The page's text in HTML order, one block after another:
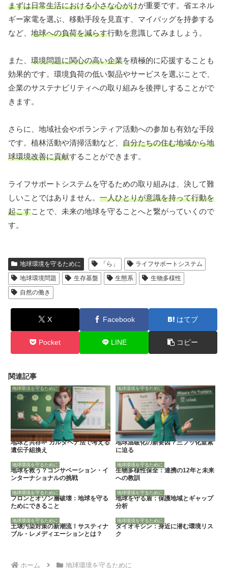
まずは日常生活における小さな心がけが重要です。省エネル
ギー家電を選ぶ、移動手段を見直す、マイバッグを持参する
など、 地球への負荷を減らす行動を意識してみましょう。
また、 環境問題に関心の高い企業を積極的に応援することも
効果的です。環境負荷の低い製品やサービスを選ぶことで、
企業のサステナビリティへの取り組みを後押しすることがで
きます。
さらに、地域社会やボランティア活動への参加も有効な手段
です。植林活動や清掃活動など、 自分たちの住む地域から地
球環境改善に貢献することができます。
ライフサポートシステムを守るための取り組みは、決して難
しいことではありません。 一人ひとりが意識を持って行動を
起こすことで、未来の地球を守ることへと繋がっていくので
す。
地球環境を守るために 「ら」
ライフサポートシステム
地球環境問題
生存基盤 生態系
生物多様性
自然の働き
X Facebook はてブ
Pocket LINE コピー
関連記事
地球環境を守るために
地球と共存🌱 カルタヘナ法で考える
遺伝子組換え
地球環境を守るために
地球温暖化の新要因？三フッ化窒素
に迫る
地球環境を守るために
地球を救う？コンサベーション・イ
ンターナショナルの挑戦
地球環境を守るために
生物多様性保全：連携の12年と未来
への教訓
地球環境を守るために
フロンとオゾン層破壊：地球を守る
ためにできること
地球環境を守るために
地球を守る盾：保護地域とギャップ
分析
地球環境を守るために
土壌汚染対策の新潮流！サスティナ
ブル・レメディエーションとは？
地球環境を守るために
ダイオキシン：身近に潜む環境リス
ク
ホーム 地球環境を守るために